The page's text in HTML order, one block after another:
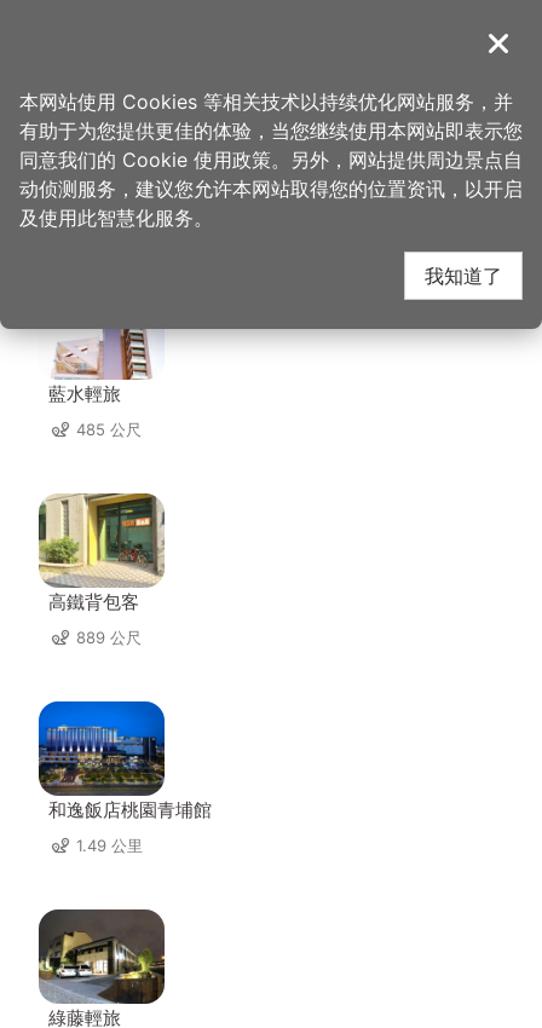
導覽
首页 > 想去的地方 > 住宿 > 青埔商务旅馆
青埔商务旅馆 周边住宿
藍水輕旅
485 公尺
高鐵背包客
889 公尺
和逸飯店桃園青埔館
1.49 公里
綠藤輕旅
关闭
本网站使用 Cookies 等相关技术以持续优化网站服务，并
有助于为您提供更佳的体验，当您继续使用本网站即表示您
同意我们的 Cookie 使用政策。另外，网站提供周边景点自
动侦测服务，建议您允许本网站取得您的位置资讯，以开启
及使用此智慧化服务。
我知道了